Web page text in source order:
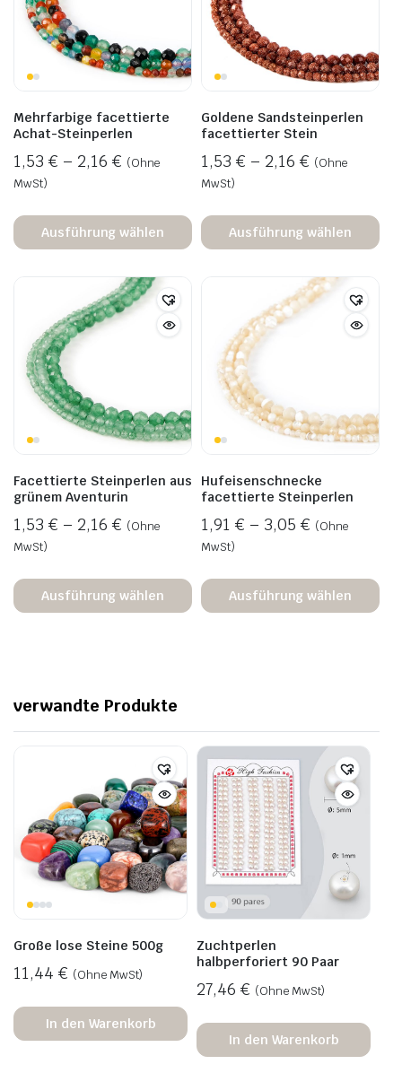
Mehrfarbige facettierte
Achat-Steinperlen
1,53 € – 2,16 € (Ohne
MwSt)
Ausführung wählen
Goldene Sandsteinperlen
facettierter Stein
1,53 € – 2,16 € (Ohne
MwSt)
Ausführung wählen
Facettierte Steinperlen aus
grünem Aventurin
1,53 € – 2,16 € (Ohne
MwSt)
Ausführung wählen
Hufeisenschnecke
facettierte Steinperlen
1,91 € – 3,05 € (Ohne
MwSt)
Ausführung wählen
verwandte Produkte
Große lose Steine 500g
11,44 € (Ohne MwSt)
In den Warenkorb
Zuchtperlen
halbperforiert 90 Paar
27,46 € (Ohne MwSt)
In den Warenkorb